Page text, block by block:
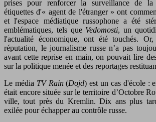
prises pour renforcer la surveillance de
étiquettes d'« agent de l'étranger » ont
et l'espace médiatique russophone a été
emblématiques, tels que Vedomosti, un
l'actualité économique, ont été touchés.
réputation, le journalisme russe n’a pas
avant cette reprise en main, on pouvait lire
sur la politique menée et des reportages
Le média TV Rain(Dojd) est un cas d'école :
était encore située sur le territoire d’Octobre
ville, tout près du Kremlin. Dix ans plus
exilée pour échapper au contrôle russe.